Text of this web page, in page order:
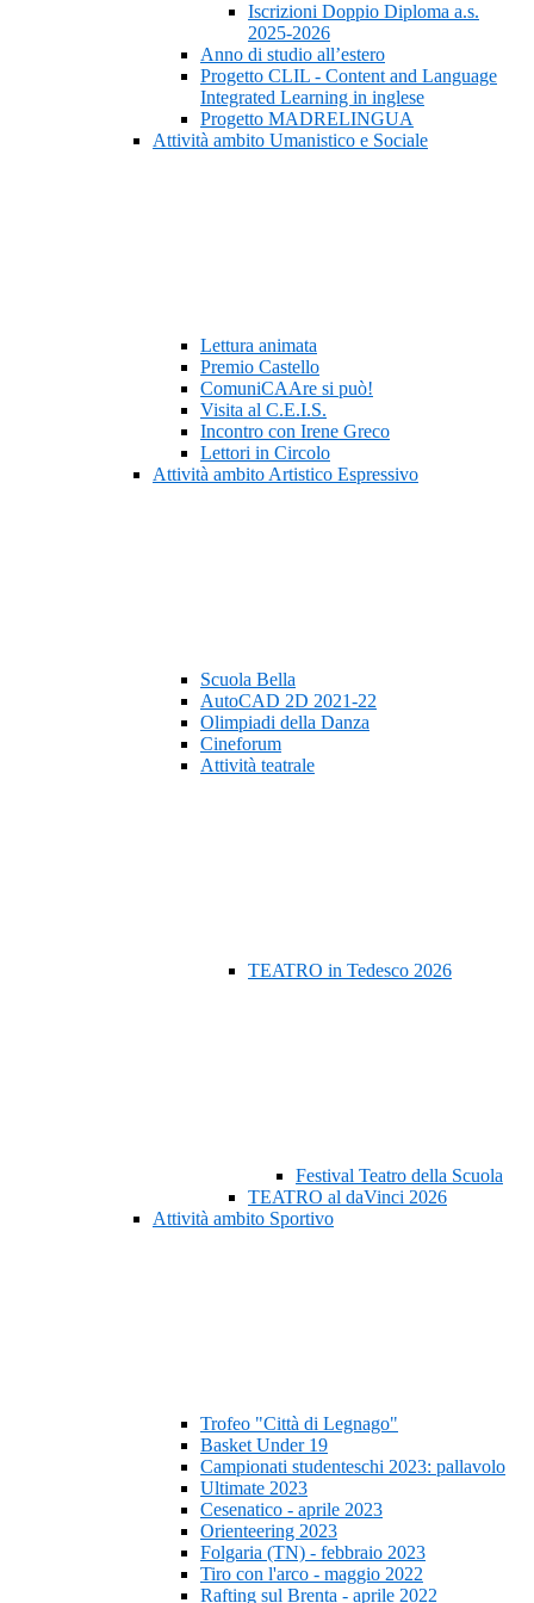
Iscrizioni Doppio Diploma a.s.
2025-2026
Anno di studio all’estero
Progetto CLIL - Content and Language
Integrated Learning in inglese
Progetto MADRELINGUA
Attività ambito Umanistico e Sociale
Lettura animata
Premio Castello
ComuniCAAre si può!
Visita al C.E.I.S.
Incontro con Irene Greco
Lettori in Circolo
Attività ambito Artistico Espressivo
Scuola Bella
AutoCAD 2D 2021-22
Olimpiadi della Danza
Cineforum
Attività teatrale
TEATRO in Tedesco 2026
Festival Teatro della Scuola
TEATRO al daVinci 2026
Attività ambito Sportivo
Trofeo "Città di Legnago"
Basket Under 19
Campionati studenteschi 2023: pallavolo
Ultimate 2023
Cesenatico - aprile 2023
Orienteering 2023
Folgaria (TN) - febbraio 2023
Tiro con l'arco - maggio 2022
Rafting sul Brenta - aprile 2022